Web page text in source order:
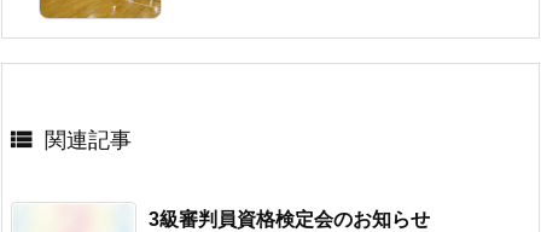
 関連記事
3級審判員資格検定会のお知らせ